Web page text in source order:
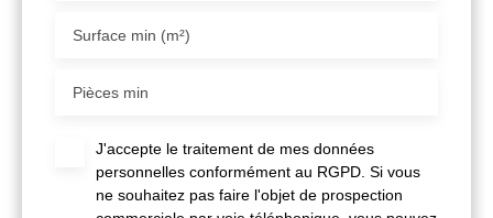
Surface min (m²)
Pièces min
J'accepte le traitement de mes données
personnelles conformément au RGPD. Si vous
ne souhaitez pas faire l'objet de prospection